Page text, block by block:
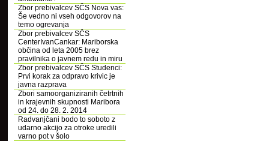
Zbor prebivalcev SČS Nova vas:
Še vedno ni vseh odgovorov na
temo ogrevanja
Zbor prebivalcev SČS
CenterIvanCankar: Mariborska
občina od leta 2005 brez
pravilnika o javnem redu in miru
Zbor prebivalcev SČS Studenci:
Prvi korak za odpravo krivic je
javna razprava
Zbori samoorganiziranih četrtnih
in krajevnih skupnosti Maribora
od 24. do 28. 2. 2014
Radvanjčani bodo to soboto z
udarno akcijo za otroke uredili
varno pot v šolo